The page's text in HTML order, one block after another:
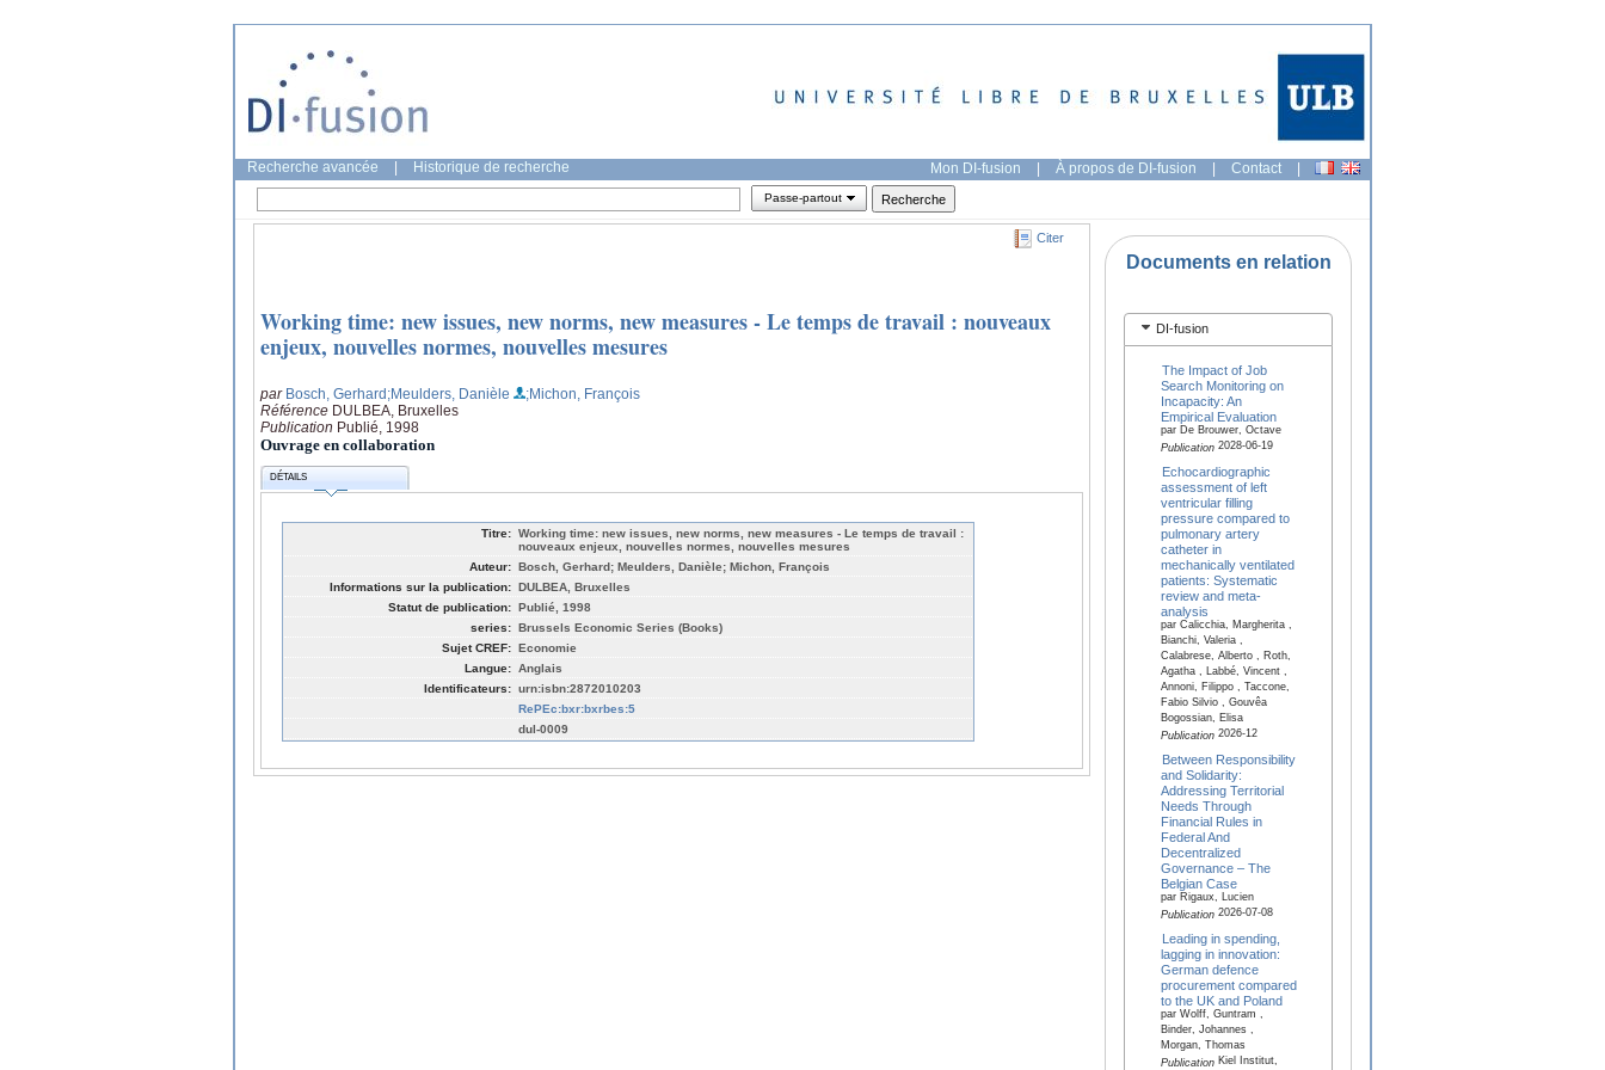
Recherche avancée Historique de recherche Mon DI-fusion | À propos de DI-fusion | Contact |
Passe-partout
Citer
Working time: new issues, new norms, new measures - Le temps de travail : nouveaux
enjeux, nouvelles normes, nouvelles mesures
par Bosch, Gerhard;Meulders, Danièle
;Michon, François
Référence DULBEA, Bruxelles
Publication Publié, 1998
Ouvrage en collaboration
DÉTAILS
Titre: Working time: new issues, new norms, new measures - Le temps de travail :
nouveaux enjeux, nouvelles normes, nouvelles mesures
Auteur: Bosch, Gerhard; Meulders, Danièle; Michon, François
Informations sur la publication: DULBEA, Bruxelles
Statut de publication: Publié, 1998
series: Brussels Economic Series (Books)
Sujet CREF: Economie
Langue: Anglais
Identificateurs: urn:isbn:2872010203
RePEc:bxr:bxrbes:5
dul-0009
Documents en relation
DI-fusion
The Impact of Job
Search Monitoring on
Incapacity: An
Empirical Evaluation
par De Brouwer, Octave
Publication2028-06-19
Echocardiographic
assessment of left
ventricular filling
pressure compared to
pulmonary artery
catheter in
mechanically ventilated
patients: Systematic
review and meta-
analysis
par Calicchia, Margherita ,
Bianchi, Valeria ,
Calabrese, Alberto , Roth,
Agatha , Labbé, Vincent ,
Annoni, Filippo , Taccone,
Fabio Silvio , Gouvêa
Bogossian, Elisa
Publication2026-12
Between Responsibility
and Solidarity:
Addressing Territorial
Needs Through
Financial Rules in
Federal And
Decentralized
Governance – The
Belgian Case
par Rigaux, Lucien
Publication2026-07-08
Leading in spending,
lagging in innovation:
German defence
procurement compared
to the UK and Poland
par Wolff, Guntram ,
Binder, Johannes ,
Morgan, Thomas
PublicationKiel Institut,